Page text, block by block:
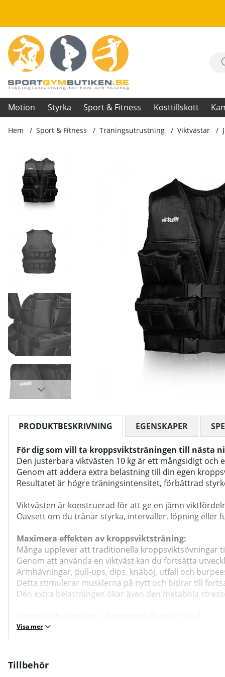
Motion Styrka Sport & Fitness Kosttillskott
Hem Sport & Fitness Träningsutrustning Viktvästar
Produktbilder Justerbar Viktväst, 10 kg
PRODUKTBESKRIVNING
För dig som vill ta kroppsviktsträningen till nästa
Den justerbara viktvästen 10 kg är ett mångsidigt
Genom att addera extra belastning till din egen
Resultatet är högre träningsintensitet, förbättrad
Viktvästen är konstruerad för att ge en jämn
Oavsett om du tränar styrka, intervaller, löpning
Maximera effekten av kroppsviktsträning:
Många upplever att traditionella kroppsviktsövningar
Genom att använda en viktväst kan du fortsätta
Armhävningar, pull-ups, dips, knäböj, utfall och
Detta stimulerar musklerna på nytt och bidrar till
Den extra belastningen ökar även den metabola
Västen kan justeras från 1 kg upp till 10 kg.
Det gör den lämplig både för nybörjare och mer
Den modulära viktfördelningen gör att belastningen
Detta är särskilt viktigt vid explosiva moment eller
Visa mer
EGENSKAPER
Tillbehör